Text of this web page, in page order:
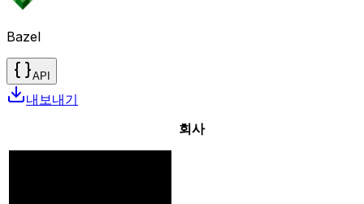
Bazel
API
내보내기
회사